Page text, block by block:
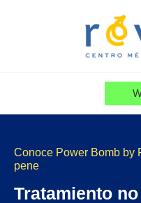
Conoce Power Bomb by
pene
Tratamiento